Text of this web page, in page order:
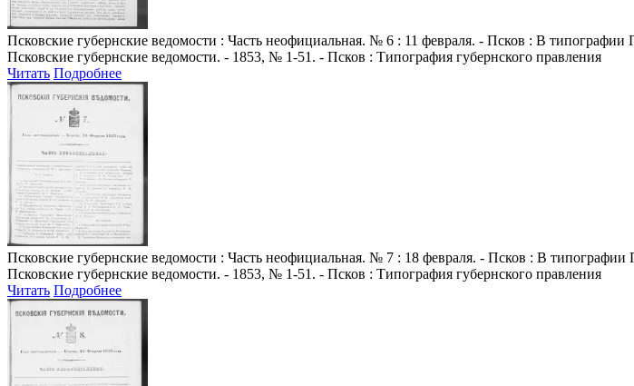
Псковские губернские ведомости : Часть неофициальная. № 6 : 11 февраля. - Псков : В типографии
Псковские губернские ведомости. - 1853, № 1-51. - Псков : Типография губернского правления
Читать Подробнее
Псковские губернские ведомости : Часть неофициальная. № 7 : 18 февраля. - Псков : В типографии
Псковские губернские ведомости. - 1853, № 1-51. - Псков : Типография губернского правления
Читать Подробнее